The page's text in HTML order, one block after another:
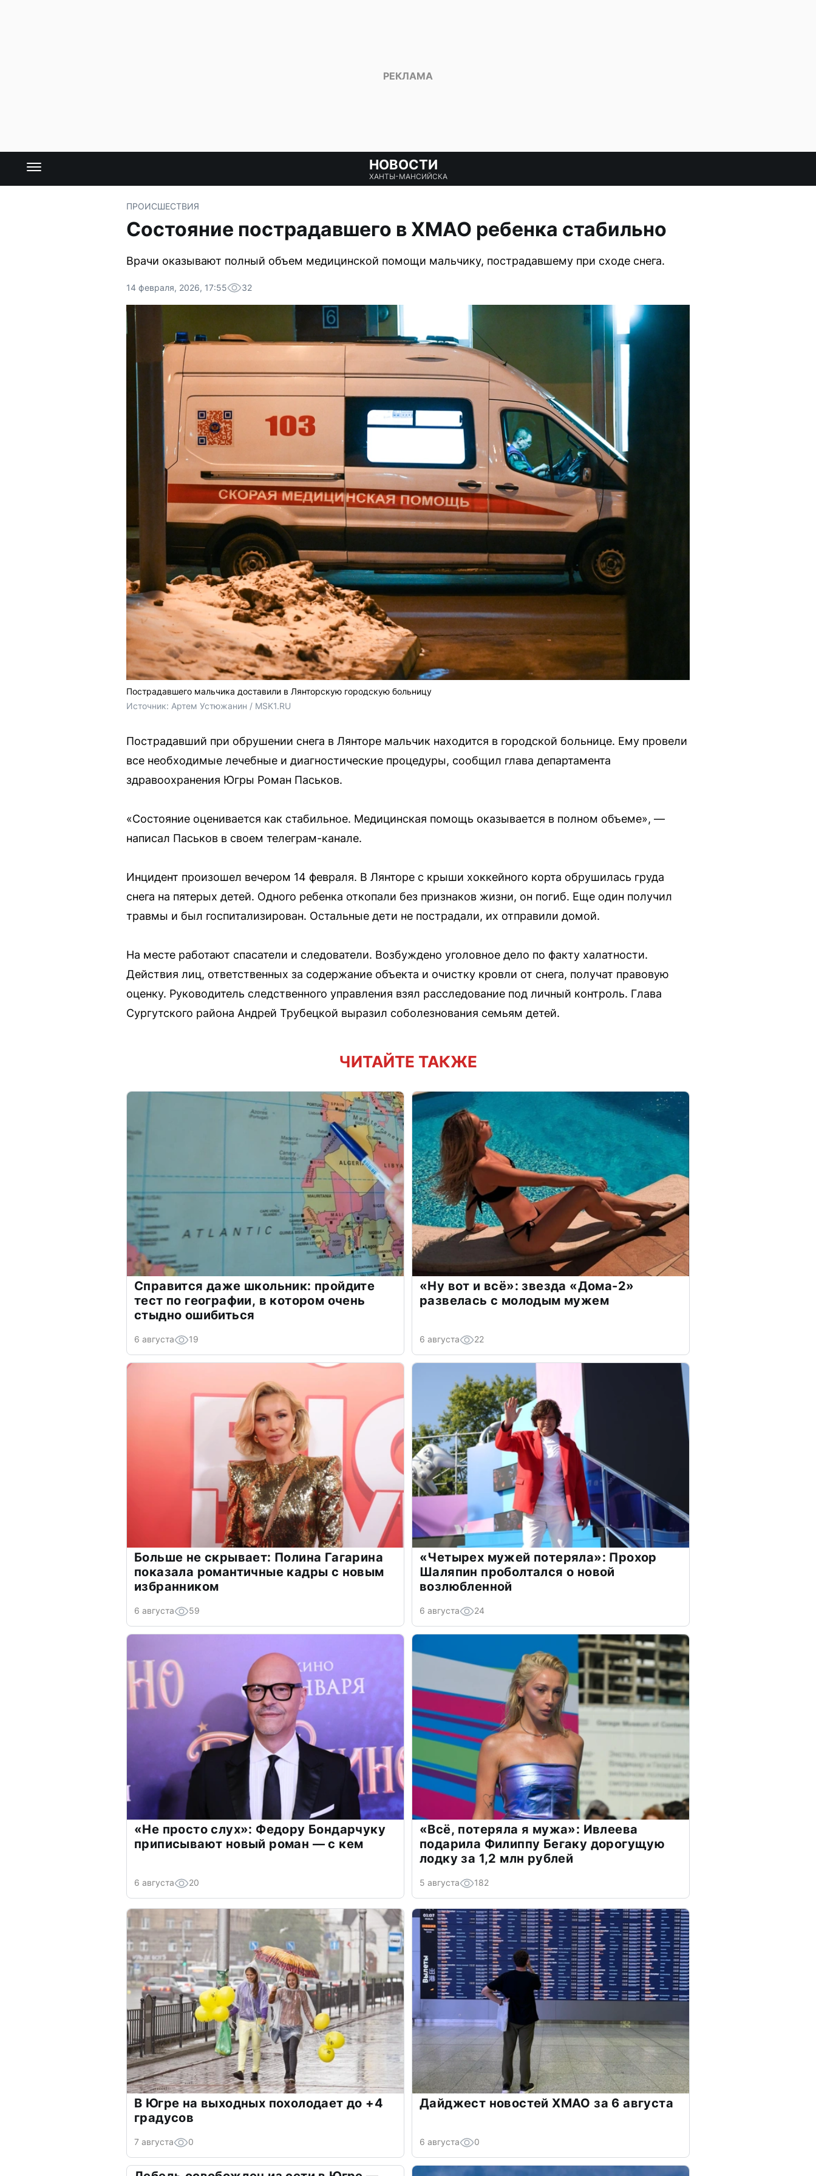
НОВОСТИ
ХАНТЫ-МАНСИЙСКА
ПРОИСШЕСТВИЯ
Состояние пострадавшего в ХМАО ребенка стабильно
Врачи оказывают полный объем медицинской помощи мальчику, пострадавшему при сходе снега.
14 февраля, 2026, 17:55 32
Пострадавшего мальчика доставили в Лянторскую городскую больницу
Источник: Артем Устюжанин / MSK1.RU
Пострадавший при обрушении снега в Лянторе мальчик находится в городской больнице. Ему провели
все необходимые лечебные и диагностические процедуры, сообщил глава департамента
здравоохранения Югры Роман Паськов.
«Состояние оценивается как стабильное. Медицинская помощь оказывается в полном объеме», —
написал Паськов в своем телеграм-канале.
Инцидент произошел вечером 14 февраля. В Лянторе с крыши хоккейного корта обрушилась груда
снега на пятерых детей. Одного ребенка откопали без признаков жизни, он погиб. Еще один получил
травмы и был госпитализирован. Остальные дети не пострадали, их отправили домой.
На месте работают спасатели и следователи. Возбуждено уголовное дело по факту халатности.
Действия лиц, ответственных за содержание объекта и очистку кровли от снега, получат правовую
оценку. Руководитель следственного управления взял расследование под личный контроль. Глава
Сургутского района Андрей Трубецкой выразил соболезнования семьям детей.
ЧИТАЙТЕ ТАКЖЕ
Справится даже школьник: пройдите
тест по географии, в котором очень
стыдно ошибиться
6 августа 19
«Ну вот и всё»: звезда «Дома-2»
развелась с молодым мужем
6 августа 22
Больше не скрывает: Полина Гагарина
показала романтичные кадры с новым
избранником
6 августа 59
«Четырех мужей потеряла»: Прохор
Шаляпин проболтался о новой
возлюбленной
6 августа 24
«Не просто слух»: Федору Бондарчуку
приписывают новый роман — с кем
6 августа 20
«Всё, потеряла я мужа»: Ивлеева
подарила Филиппу Бегаку дорогущую
лодку за 1,2 млн рублей
5 августа 182
В Югре на выходных похолодает до +4
градусов
7 августа 0
Дайджест новостей ХМАО за 6 августа
6 августа 0